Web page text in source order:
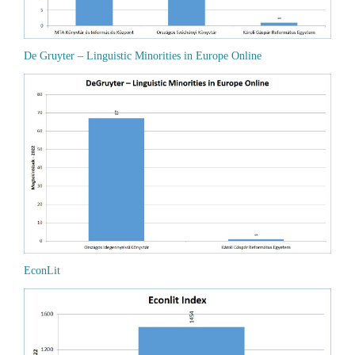
De Gruyter – Linguistic Minorities in Europe Online
EconLit